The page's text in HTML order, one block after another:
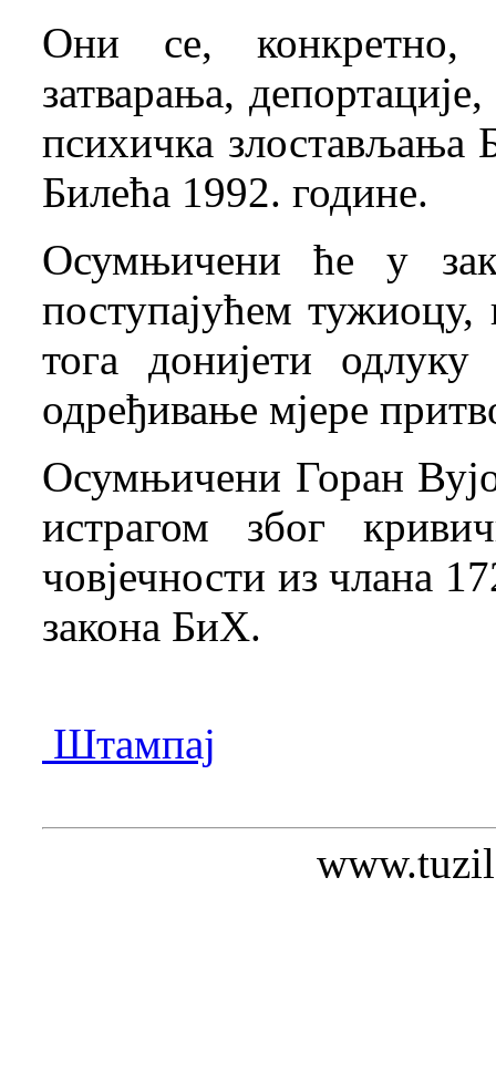
Они се, конкретно,
затварања,
психичка
Билећа 1992. године.
Осумњичени ће у
поступајућем
тога донијети
одређивање мјере
Осумњичени Горан
истрагом због
човјечности из члана
закона БиХ.
Штампај